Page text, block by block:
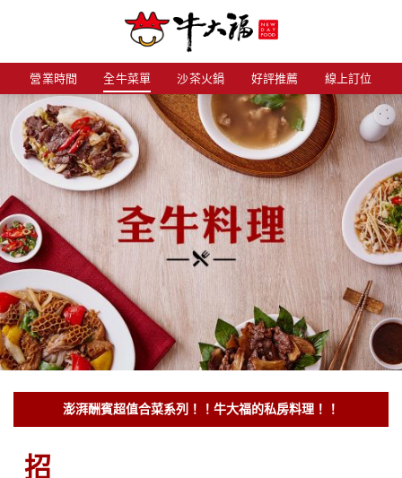
營業時間 全牛菜單 沙茶火鍋 好評推薦 線上訂位
澎湃酬賓超值合菜系列！！牛大福的私房料理！！